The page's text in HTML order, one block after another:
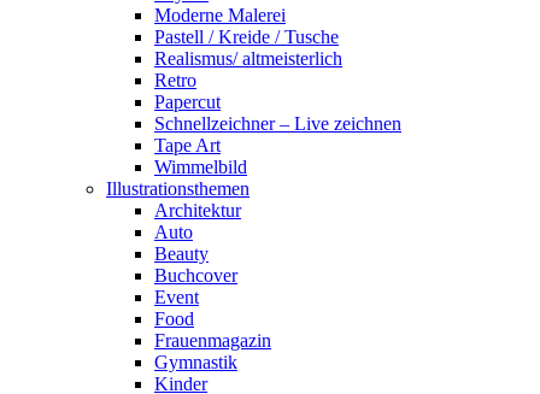
Moderne Malerei
Pastell / Kreide / Tusche
Realismus/ altmeisterlich
Retro
Papercut
Schnellzeichner – Live zeichnen
Tape Art
Wimmelbild
Illustrationsthemen
Architektur
Auto
Beauty
Buchcover
Event
Food
Frauenmagazin
Gymnastik
Kinder